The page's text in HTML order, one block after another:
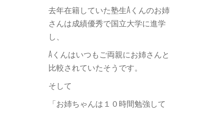
去年在籍していた塾生Aくんのお姉
さんは成績優秀で国立大学に進学
し、
Aくんはいつもご両親にお姉さんと
比較されていたそうです。
そして
「お姉ちゃんは１０時間勉強して